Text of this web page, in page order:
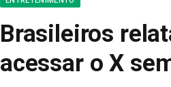
Brasileiros
acessar o X